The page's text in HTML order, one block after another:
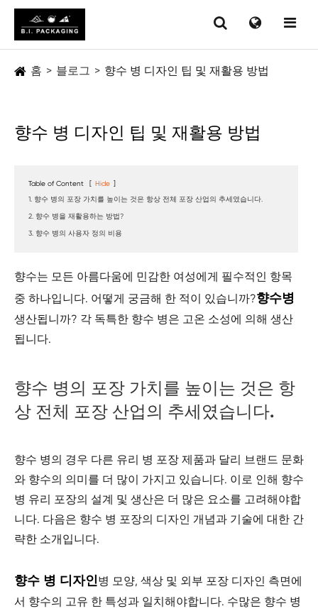
홈 블로그 향수 병 디자인 팁 및 재활용 방법
향수 병 디자인 팁 및 재활용 방법
Table of Content [ Hide ]
1. 향수 병의 포장 가치를 높이는 것은 항상 전체 포장 산업의 추세였습니다.
2. 향수 병을 재활용하는 방법?
3. 향수 병의 사용자 정의 비용
향수는 모든 아름다움에 민감한 여성에게 필수적인 항목
중 하나입니다. 어떻게 궁금해 한 적이 있습니까?향수병
생산됩니까? 각 독특한 향수 병은 고온 소성에 의해 생산
됩니다.
향수 병의 포장 가치를 높이는 것은 항
상 전체 포장 산업의 추세였습니다.
향수 병의 경우 다른 유리 병 포장 제품과 달리 브랜드 문화
와 향수의 의미를 더 많이 가지고 있습니다. 이로 인해 향수
병 유리 포장의 설계 및 생산은 더 많은 요소를 고려해야합
니다. 다음은 향수 병 포장의 디자인 개념과 기술에 대한 간
략한 소개입니다.
향수 병 디자인병 모양, 색상 및 외부 포장 디자인 측면에
서 향수의 고유 한 특성과 일치해야합니다. 수많은 향수 병